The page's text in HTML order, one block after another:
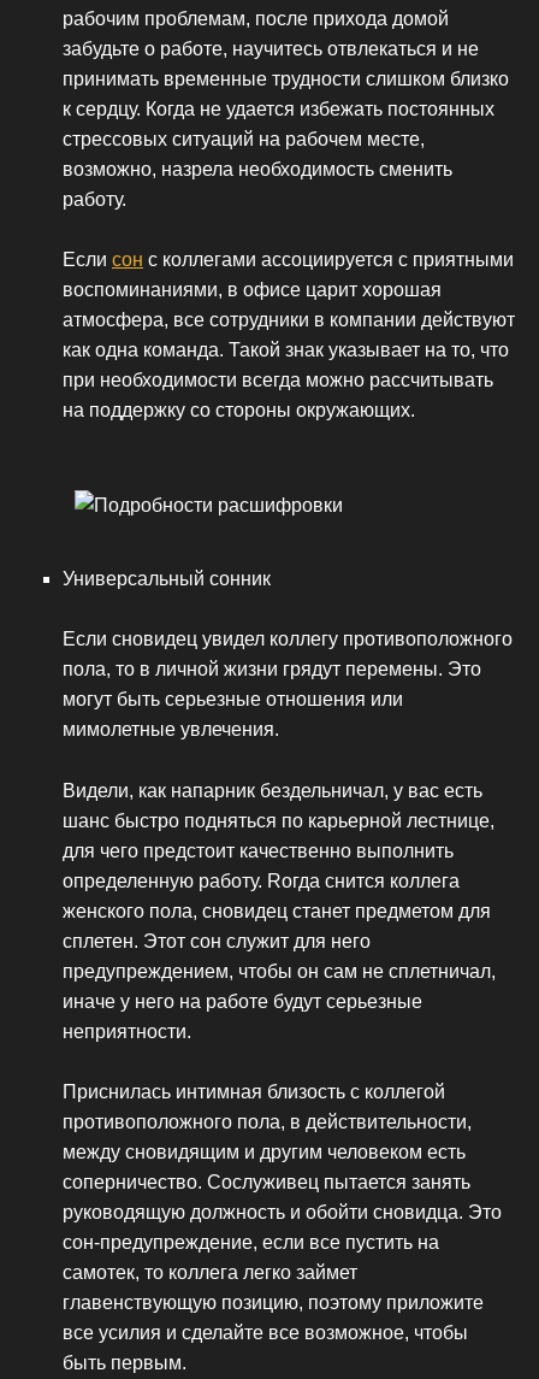
рабочим проблемам, после прихода домой
забудьте о работе, научитесь отвлекаться и не
принимать временные трудности слишком близко
к сердцу. Когда не удается избежать постоянных
стрессовых ситуаций на рабочем месте,
возможно, назрела необходимость сменить
работу.
Если сон с коллегами ассоциируется с приятными
воспоминаниями, в офисе царит хорошая
атмосфера, все сотрудники в компании действуют
как одна команда. Такой знак указывает на то, что
при необходимости всегда можно рассчитывать
на поддержку со стороны окружающих.
Универсальный сонник
Если сновидец увидел коллегу противоположного
пола, то в личной жизни грядут перемены. Это
могут быть серьезные отношения или
мимолетные увлечения.
Видели, как напарник бездельничал, у вас есть
шанс быстро подняться по карьерной лестнице,
для чего предстоит качественно выполнить
определенную работу. Rогда снится коллега
женского пола, сновидец станет предметом для
сплетен. Этот сон служит для него
предупреждением, чтобы он сам не сплетничал,
иначе у него на работе будут серьезные
неприятности.
Приснилась интимная близость с коллегой
противоположного пола, в действительности,
между сновидящим и другим человеком есть
соперничество. Сослуживец пытается занять
руководящую должность и обойти сновидца. Это
сон-предупреждение, если все пустить на
самотек, то коллега легко займет
главенствующую позицию, поэтому приложите
все усилия и сделайте все возможное, чтобы
быть первым.